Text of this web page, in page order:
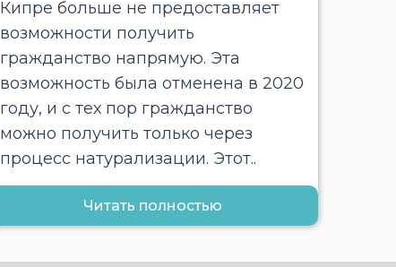
Кипре больше не предоставляет
возможности получить
гражданство напрямую. Эта
возможность была отменена в 2020
году, и с тех пор гражданство
можно получить только через
процесс натурализации. Этот..
Читать полностью